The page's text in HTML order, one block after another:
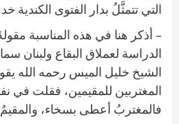
التي تتمثَّلُ بدار الفتوى الكندية
– أذكر هنا في هذه المناسبة
الدراسة لعملاق البقاع ولبنان
الشيخ خليل الميس رحمه الله
المغتربين للمقيمين، فقلت في
فالمغتربُ أعطى بسخاء، والمقيمُ